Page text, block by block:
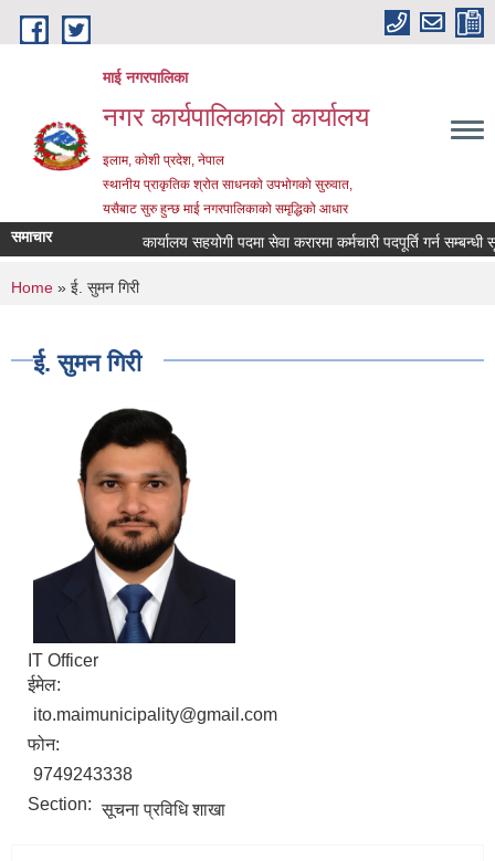
Skip to main content
माई नगरपालिका
नगर कार्यपालिकाको कार्यालय
इलाम, कोशी प्रदेश, नेपाल
स्थानीय प्राकृतिक श्रोत साधनको उपभोगको सुरुवात,
यसैबाट सुरु हुन्छ माई नगरपालिकाको समृद्धिको आधार
समाचार कार्यालय सहयोगी पदमा सेवा करारमा कर्मचारी पदपूर्ति गर्न सम्बन्धी
You are here
Home » ई. सुमन गिरी
ई. सुमन गिरी
IT Officer
ईमेल:
ito.maimunicipality@gmail.com
फोन:
9749243338
Section: सूचना प्रविधि शाखा